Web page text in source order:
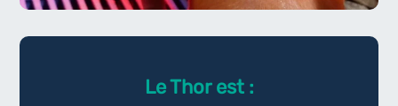
Le Thor est :